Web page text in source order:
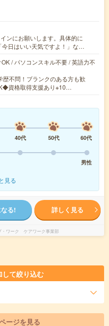
ンにお願いします。具体的に
日はいい天気ですよ！」な…
/ パソコンスキル不要 / 英語力不
不問！ブランクのある方も歓
資格取得支援あり※10…
40代 50代
60代
男性
見る
る! 詳しく見る
・ワーク ケアワーク事業部
て絞り込む
ージを見る